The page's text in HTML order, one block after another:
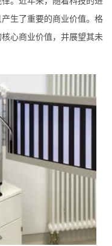
生了重要的商业价值。格
心商业价值，并展望其未